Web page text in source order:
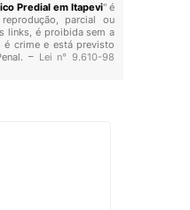
Predial em Itapevi" é
parcial ou
links, é proibida sem a
é crime e está previsto
– Lei n° 9.610-98